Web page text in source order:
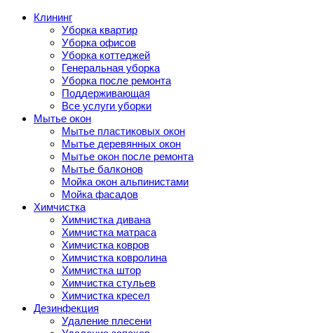
Клининг
Уборка квартир
Уборка офисов
Уборка коттеджей
Генеральная уборка
Уборка после ремонта
Поддерживающая
Все услуги уборки
Мытье окон
Мытье пластиковых окон
Мытье деревянных окон
Мытье окон после ремонта
Мытье балконов
Мойка окон альпинистами
Мойка фасадов
Химчистка
Химчистка дивана
Химчистка матраса
Химчистка ковров
Химчистка ковролина
Химчистка штор
Химчистка стульев
Химчистка кресел
Дезинфекция
Удаление плесени